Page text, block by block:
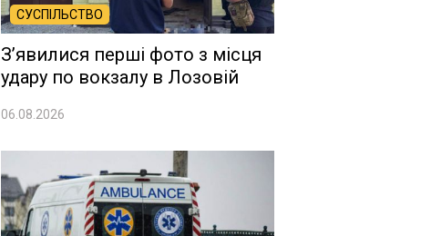
СУСПІЛЬСТВО
Зʼявилися перші фото з місця
удару по вокзалу в Лозовій
06.08.2026